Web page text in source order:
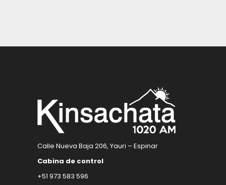
Calle Nueva Baja 206, Yauri – Espinar
Cabina de control
+51 973 583 596